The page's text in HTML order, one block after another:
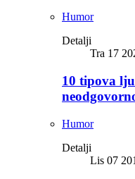
Humor
Detalji
Tra 17
10 tipova
Humor
Detalji
Lis 07